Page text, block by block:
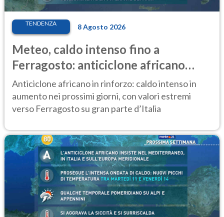
TENDENZA 8 Agosto 2026
Meteo, caldo intenso fino a
Ferragosto: anticiclone africano
ancora protagonista
Anticiclone africano in rinforzo: caldo intenso in
aumento nei prossimi giorni, con valori estremi
verso Ferragosto su gran parte d’Italia